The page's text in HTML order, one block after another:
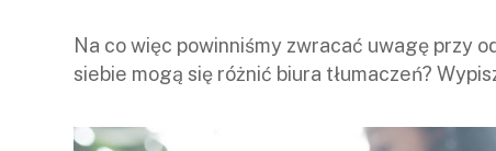
Na co więc powinniśmy zwracać uwagę przy
siebie mogą się różnić biura tłumaczeń?